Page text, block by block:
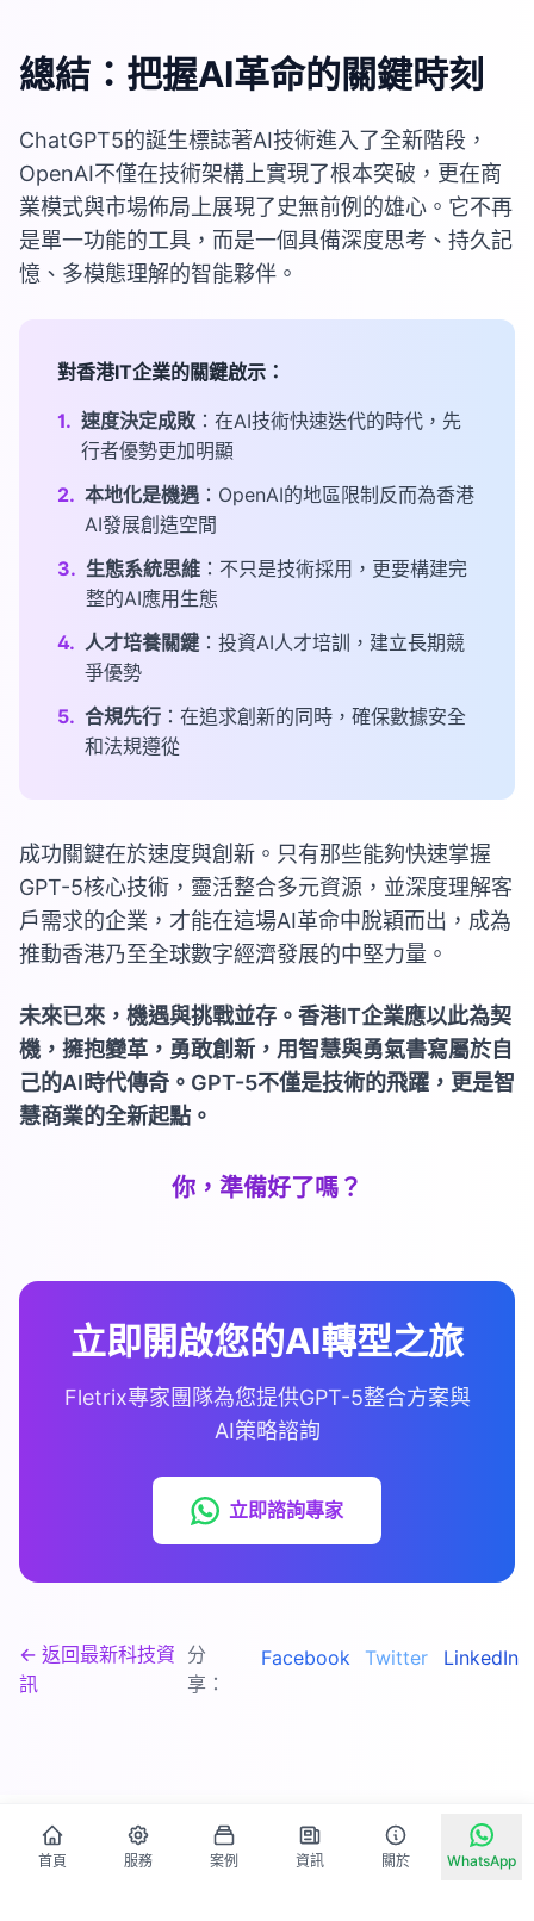
總結：把握AI革命的關鍵時刻
ChatGPT5的誕生標誌著AI技術進入了全新階段，
OpenAI不僅在技術架構上實現了根本突破，更在商
業模式與市場佈局上展現了史無前例的雄心。它不再
是單一功能的工具，而是一個具備深度思考、持久記
憶、多模態理解的智能夥伴。
對香港IT企業的關鍵啟示：
1. 速度決定成敗 ：在AI技術快速迭代的時代，先
行者優勢更加明顯
2. 本地化是機遇 ：OpenAI的地區限制反而為香港
AI發展創造空間
3. 生態系統思維 ：不只是技術採用，更要構建完
整的AI應用生態
4. 人才培養關鍵 ：投資AI人才培訓，建立長期競
爭優勢
5. 合規先行 ：在追求創新的同時，確保數據安全
和法規遵從
成功關鍵在於速度與創新。只有那些能夠快速掌握
GPT-5核心技術，靈活整合多元資源，並深度理解客
戶需求的企業，才能在這場AI革命中脫穎而出，成為
推動香港乃至全球數字經濟發展的中堅力量。
未來已來，機遇與挑戰並存。香港IT企業應以此為契
機，擁抱變革，勇敢創新，用智慧與勇氣書寫屬於自
己的AI時代傳奇。GPT-5不僅是技術的飛躍，更是智
慧商業的全新起點。
你，準備好了嗎？
立即開啟您的AI轉型之旅
Fletrix專家團隊為您提供GPT-5整合方案與
AI策略諮詢
立即諮詢專家
← 返回最新科技資
訊
分
享：
Facebook Twitter LinkedIn
首頁 服務 案例 資訊 關於 WhatsApp